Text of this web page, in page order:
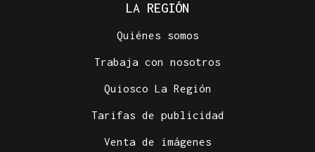
LA REGIÓN
Quiénes somos
Trabaja con nosotros
Quiosco La Región
Tarifas de publicidad
Venta de imágenes